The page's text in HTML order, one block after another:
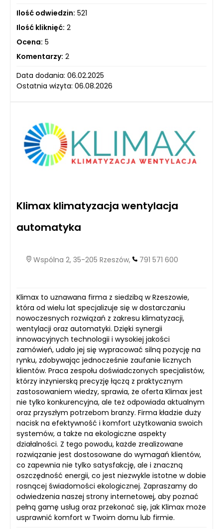
Ilość odwiedzin: 521
Ilość kliknięć: 2
Ocena: 5
Komentarzy: 2
Data dodania: 06.02.2025
Ostatnia wizyta: 06.08.2026
Klimax klimatyzacja wentylacja
automatyka
Wspólna 2, 35-205 Rzeszów, 791 571 600
Klimax to uznawana firma z siedzibą w Rzeszowie,
która od wielu lat specjalizuje się w dostarczaniu
nowoczesnych rozwiązań z zakresu klimatyzacji,
wentylacji oraz automatyki. Dzięki synergii
innowacyjnych technologii i wysokiej jakości
zamówień, udało jej się wypracować silną pozycję na
rynku, zdobywając jednocześnie zaufanie licznych
klientów. Praca zespołu doświadczonych specjalistów,
którzy inżynierską precyzję łączą z praktycznym
zastosowaniem wiedzy, sprawia, że oferta Klimax jest
nie tylko konkurencyjna, ale też odpowiada aktualnym
oraz przyszłym potrzebom branży. Firma kładzie duży
nacisk na efektywność i komfort użytkowania swoich
systemów, a także na ekologiczne aspekty
działalności. Z tego powodu, każde zrealizowane
rozwiązanie jest dostosowane do wymagań klientów,
co zapewnia nie tylko satysfakcję, ale i znaczną
oszczędność energii, co jest niezwykle istotne w dobie
rosnącej świadomości ekologicznej. Zapraszamy do
odwiedzenia naszej strony internetowej, aby poznać
pełną gamę usług oraz przekonać się, jak Klimax może
usprawnić komfort w Twoim domu lub firmie.